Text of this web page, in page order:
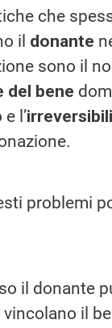
che
il donante
sono il
del bene
l’
problemi
il donante
vincolano il